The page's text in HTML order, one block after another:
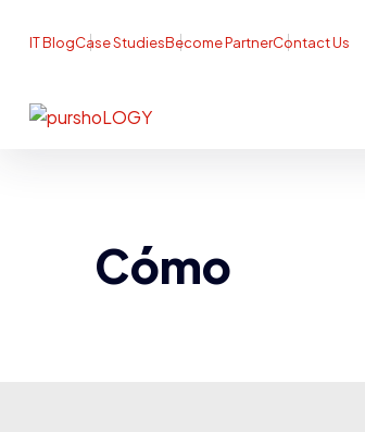
IT BlogCase StudiesBecome PartnerContact Us
Cómo